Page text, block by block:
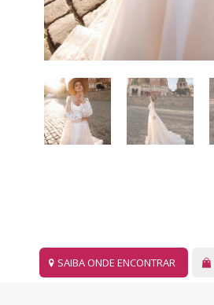
SAIBA ONDE ENCONTRAR